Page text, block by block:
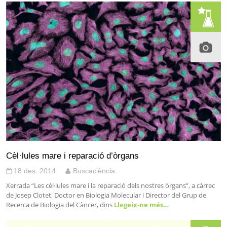
Cèl·lules mare i reparació d’òrgans
18 des. 2014 Buscaciència
Xerrada “Les cèl·lules mare i la reparació dels nostres òrgans”, a càrrec
de Josep Clotet, Doctor en Biologia Molecular i Director del Grup de
Recerca de Biologia del Càncer, dins Llegeix-ne més…